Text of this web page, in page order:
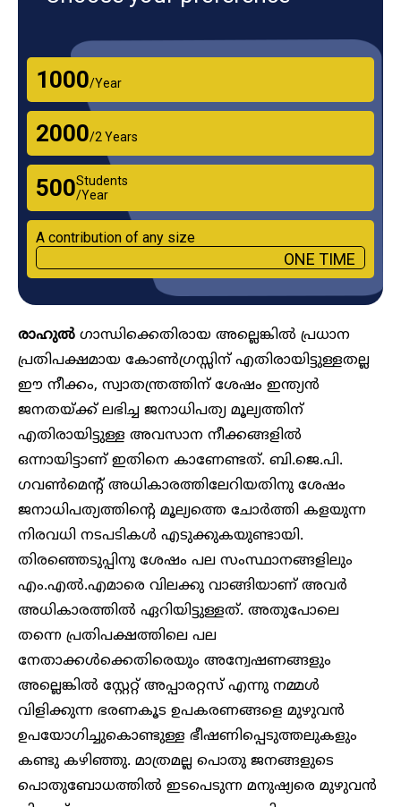
₹1000/Year
₹2000/2 Years
₹500Students
/Year
A contribution of any size
ONE TIME
രാഹുൽ ​ഗാന്ധിക്കെതിരായ അല്ലെങ്കിൽ പ്രധാന
പ്രതിപക്ഷമായ കോൺ​ഗ്രസ്സിന് എതിരായിട്ടുള്ളതല്ല
ഈ നീക്കം, സ്വാതന്ത്രത്തിന് ശേഷം ഇന്ത്യൻ
ജനതയ്ക്ക് ലഭിച്ച ജനാധിപത്യ മൂല്യത്തിന്
എതിരായിട്ടുള്ള അവസാന നീക്കങ്ങളിൽ
ഒന്നായിട്ടാണ് ഇതിനെ കാണേണ്ടത്. ബി.ജെ.പി. ​​
ഗവൺമെന്റ് അധികാരത്തിലേറിയതിനു ശേഷം
ജനാധിപത്യത്തിന്റെ മൂല്യത്തെ ചോ‍ർത്തി കളയുന്ന
നിരവധി നടപടികൾ എടുക്കുകയുണ്ടായി.
തിരഞ്ഞെടുപ്പിനു ശേഷം പല സംസ്ഥാനങ്ങളിലും
എം.എൽ.എമാരെ വിലക്കു വാങ്ങിയാണ് അവ‍ർ
അധികാരത്തിൽ ഏറിയിട്ടുള്ളത്. അതുപോലെ
തന്നെ പ്രതിപക്ഷത്തിലെ പല
നേതാക്കൾക്കെതിരെയും അന്വേഷണങ്ങളും
അല്ലെങ്കിൽ സ്റ്റേറ്റ് അപ്പാരറ്റസ് എന്നു നമ്മൾ
വിളിക്കുന്ന ഭരണകൂട ഉപകരണങ്ങളെ മുഴുവൻ
ഉപയോ​ഗിച്ചുകൊണ്ടുള്ള ഭീഷണിപ്പെടുത്തലുകളും
കണ്ടു കഴിഞ്ഞു. മാത്രമല്ല പൊതു ജനങ്ങളുടെ
പൊതുബോധത്തിൽ ഇടപെടുന്ന മനുഷ്യരെ മുഴുവൻ